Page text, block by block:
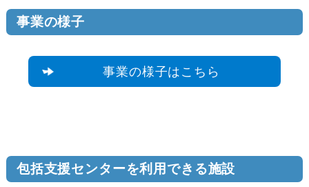
事業の様子
事業の様子はこちら
包括支援センターを利用できる施設